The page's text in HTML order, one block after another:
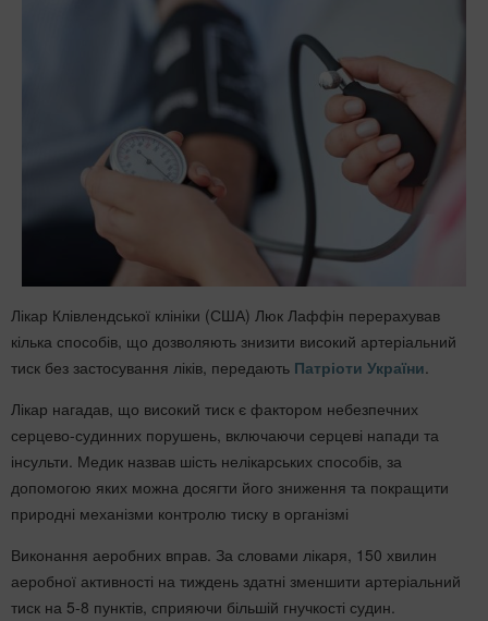
Лікар Клівлендської клініки (США) Люк Лаффін перерахував
кілька способів, що дозволяють знизити високий артеріальний
тиск без застосування ліків, передають Патріоти України.
Лікар нагадав, що високий тиск є фактором небезпечних
серцево-судинних порушень, включаючи серцеві напади та
інсульти. Медик назвав шість нелікарських способів, за
допомогою яких можна досягти його зниження та покращити
природні механізми контролю тиску в організмі
Виконання аеробних вправ. За словами лікаря, 150 хвилин
аеробної активності на тиждень здатні зменшити артеріальний
тиск на 5-8 пунктів, сприяючи більшій гнучкості судин.